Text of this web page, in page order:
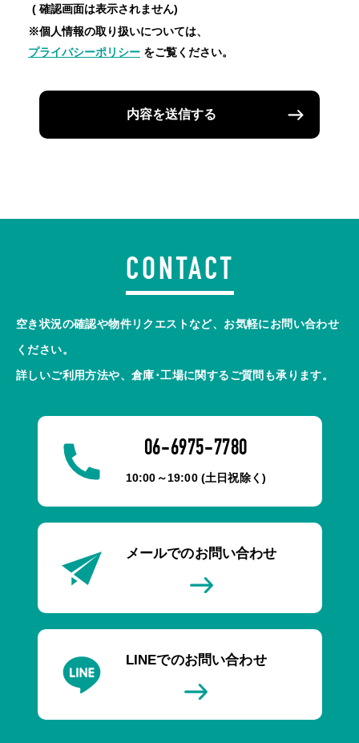
( 確認画面は表示されません)
※個人情報の取り扱いについては、
プライバシーポリシー をご覧ください。
内容を送信する
CONTACT
空き状況の確認や物件リクエストなど、お気軽にお問い合わせ
ください。
詳しいご利用方法や、倉庫･工場に関するご質問も承ります。
06-6975-7780
10:00～19:00 (土日祝除く)
メールでのお問い合わせ
LINEでのお問い合わせ